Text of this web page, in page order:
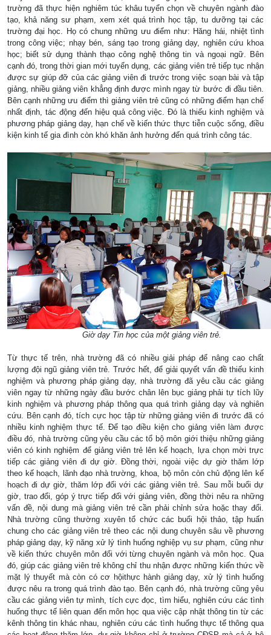
trường đã thực hiện nghiêm túc khâu tuyển chọn về chuyên ngành đào
tạo, khả năng sư phạm, xem xét quá trình học tập, tu dưỡng tại các
trường đại học. Họ có chung những ưu điểm như: Hăng hái, nhiệt tình
trong công việc; nhạy bén, sáng tạo trong giảng dạy, nghiên cứu khoa
học; biết sử dụng thành thạo công nghệ thông tin và ngoại ngữ. Bên
cạnh đó, trong thời gian mới tuyển dụng, các giảng viên trẻ tiếp tục nhận
được sự giúp đỡ của các giảng viên đi trước trong việc soạn bài và tập
giảng, nhiều giảng viên khẳng định được mình ngay từ bước đi đầu tiên.
Bên cạnh những ưu điểm thì giảng viên trẻ cũng có những điểm hạn chế
nhất định, tác động đến hiệu quả công việc. Đó là thiếu kinh nghiệm và
phương pháp giảng dạy, hạn chế về kiến thức thực tiễn cuộc sống, điều
kiện kinh tế gia đình còn khó khăn ảnh hưởng đến quá trình công tác.
Giờ dạy Tin học của một giảng viên trẻ.
Từ thực tế trên, nhà trường đã có nhiều giải pháp để nâng cao chất
lượng đội ngũ giảng viên trẻ. Trước hết, để giải quyết vấn đề thiếu kinh
nghiệm và phương pháp giảng dạy, nhà trường đã yêu cầu các giảng
viên ngay từ những ngày đầu bước chân lên bục giảng phải tự tích lũy
kinh nghiệm và phương pháp thông qua quá trình giảng dạy và nghiên
cứu. Bên cạnh đó, tích cực học tập từ những giảng viên đi trước đã có
nhiều kinh nghiệm thực tế. Để tạo điều kiện cho giảng viên làm được
điều đó, nhà trường cũng yêu cầu các tổ bộ môn giới thiệu những giảng
viên có kinh nghiệm để giảng viên trẻ lên kế hoạch, lựa chọn mời trực
tiếp các giảng viên đi dự giờ. Đồng thời, ngoài việc dự giờ thăm lớp
theo kế hoạch, lãnh đạo nhà trường, khoa, bộ môn còn chủ động lên kế
hoạch đi dự giờ, thăm lớp đối với các giảng viên trẻ. Sau mỗi buổi dự
giờ, trao đổi, góp ý trực tiếp đối với giảng viên, đồng thời nêu ra những
vấn đề, nội dung mà giảng viên trẻ cần phải chỉnh sửa hoặc thay đổi.
Nhà trường cũng thường xuyên tổ chức các buổi hội thảo, tập huấn
chung cho các giảng viên trẻ theo các nội dung chuyên sâu về phương
pháp giảng dạy, kỹ năng xử lý tình huống nghiệp vụ sư phạm, cũng như
về kiến thức chuyên môn đối với từng chuyên ngành và môn học. Qua
đó, giúp các giảng viên trẻ không chỉ thu nhận được những kiến thức về
mặt lý thuyết mà còn có cơ hộithực hành giảng dạy, xử lý tình huống
được nêu ra trong quá trình đào tạo. Bên cạnh đó, nhà trường cũng yêu
cầu các giảng viên tự mình, tích cực đọc, tìm hiểu, nghiên cứu các tình
huống thực tế liên quan đến môn học qua việc cập nhật thông tin từ các
kênh thông tin khác nhau, nghiên cứu các tình huống thực tế thông qua